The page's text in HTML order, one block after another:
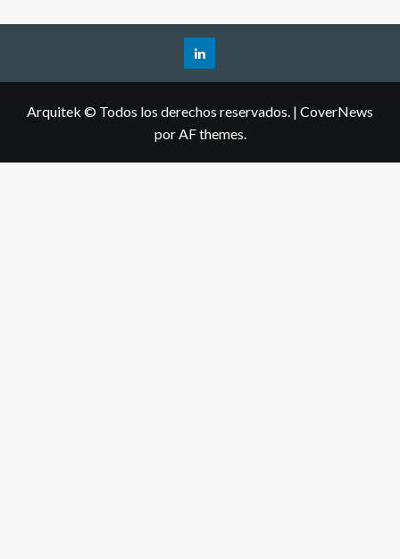
Arquitek © Todos los derechos reservados. | CoverNews
por AF themes.